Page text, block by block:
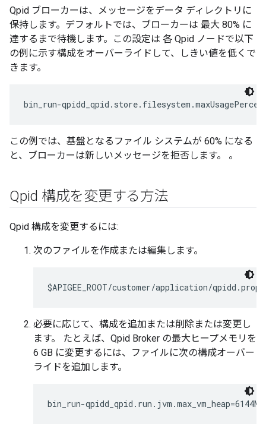
Qpid ブローカーは、メッセージをデータ ディレクトリに
保持します。デフォルトでは、ブローカーは 最大 80% に
達するまで待機します。この設定は 各 Qpid ノードで以下
の例に示す構成をオーバーライドして、しきい値を低くで
きます。
bin_run-
この例では、基盤となるファイル システムが 60% になる
と、ブローカーは新しいメッセージを拒否します。 。
Qpid 構成を変更する方法
Qpid 構成を変更するには:
次のファイルを作成または編集します。
$APIGEE_ROOT/customer/application/
必要に応じて、構成を追加または削除または変更し
ます。 たとえば、Qpid Broker の最大ヒープメモリを
6 GB に変更するには、ファイルに次の構成オーバー
ライドを追加します。
bin_run-qpidd_qpid.run.jvm.max_vm_heap=6144M